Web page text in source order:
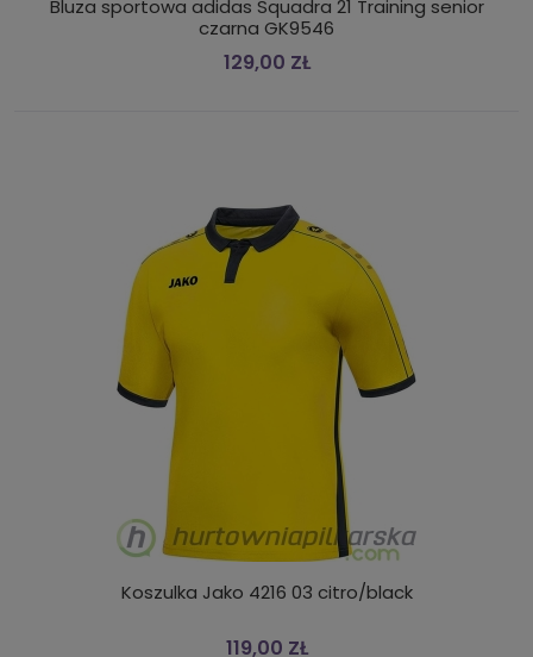
Bluza sportowa adidas Squadra 21 Training senior
czarna GK9546
129,00 ZŁ
Koszulka Jako 4216 03 citro/black
119,00 ZŁ